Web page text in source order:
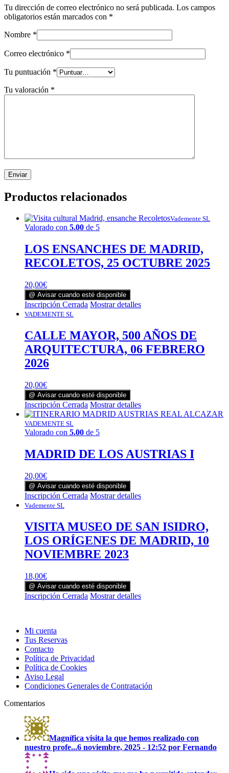
Tu dirección de correo electrónico no será publicada. Los campos
obligatorios están marcados con *
Nombre *
Correo electrónico *
Tu puntuación *
Tu valoración *
Productos relacionados
Vademente SL
Valorado con 5.00 de 5
LOS ENSANCHES DE MADRID,
RECOLETOS, 25 OCTUBRE 2025
20,00€
@ Avisar cuando esté disponible
Inscripción Cerrada Mostrar detalles
VADEMENTE SL
CALLE MAYOR, 500 AÑOS DE
ARQUITECTURA, 06 FEBRERO
2026
20,00€
@ Avisar cuando esté disponible
Inscripción Cerrada Mostrar detalles
VADEMENTE SL
Valorado con 5.00 de 5
MADRID DE LOS AUSTRIAS I
20,00€
@ Avisar cuando esté disponible
Inscripción Cerrada Mostrar detalles
Vademente SL
VISITA MUSEO DE SAN ISIDRO,
LOS ORÍGENES DE MADRID, 10
NOVIEMBRE 2023
18,00€
@ Avisar cuando esté disponible
Inscripción Cerrada Mostrar detalles
Mi cuenta
Tus Reservas
Contacto
Política de Privacidad
Política de Cookies
Aviso Legal
Condiciones Generales de Contratación
Comentarios
Magnífica visita la que hemos realizado con
nuestro profe...6 noviembre, 2025 - 12:52 por Fernando